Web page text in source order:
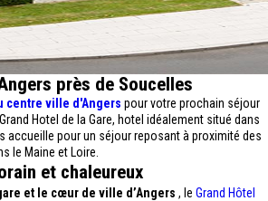
près de Soucelles
centre ville d'Angers pour votre prochain séjour
Hotel de la Gare, hotel idéalement situé dans
accueille pour un séjour reposant à proximité des
le Maine et Loire.
et chaleureux
et le cœur de ville d’Angers , le Grand Hôtel